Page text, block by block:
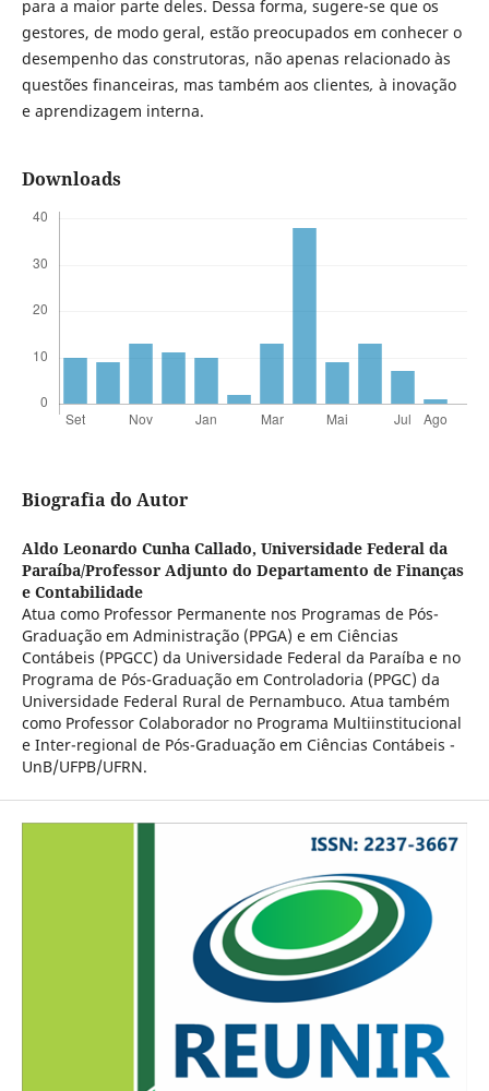
para a maior parte deles. Dessa forma, sugere-se que os
gestores, de modo geral, estão preocupados em conhecer o
desempenho das construtoras, não apenas relacionado às
questões financeiras, mas também aos clientes, à inovação
e aprendizagem interna.
Downloads
Biografia do Autor
Aldo Leonardo Cunha Callado, Universidade Federal da
Paraíba/Professor Adjunto do Departamento de Finanças
e Contabilidade
Atua como Professor Permanente nos Programas de Pós-
Graduação em Administração (PPGA) e em Ciências
Contábeis (PPGCC) da Universidade Federal da Paraíba e no
Programa de Pós-Graduação em Controladoria (PPGC) da
Universidade Federal Rural de Pernambuco. Atua também
como Professor Colaborador no Programa Multiinstitucional
e Inter-regional de Pós-Graduação em Ciências Contábeis -
UnB/UFPB/UFRN.